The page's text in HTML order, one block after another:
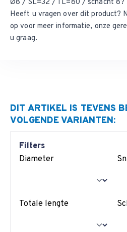
Volhardmetaal cylindrische
Twee snijkanten
Rechtsdraaiend
Negatief gespiraliseerd
Ø8 / SL=32 / TL=80 / schacht 8?
Heeft u vragen over dit product?
op voor meer informatie, onze
u graag.
DIT ARTIKEL IS TEVENS
VOLGENDE VARIANTEN:
Filters
Diameter
Totale lengte